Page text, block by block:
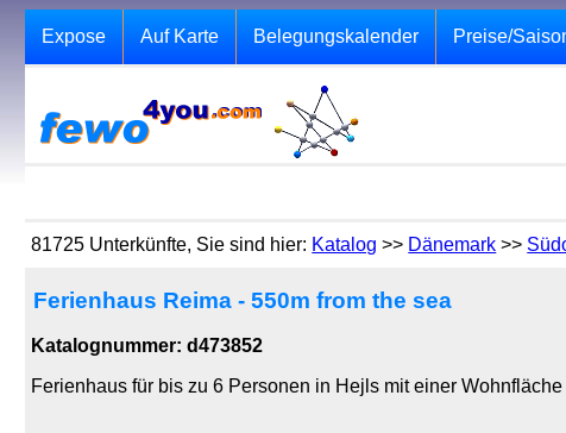
Expose Auf Karte Belegungskalender Preise/
81725 Unterkünfte, Sie sind hier: Katalog >> Dänemark >>
Ferienhaus Reima - 550m from the sea
Katalognummer: d473852
Ferienhaus für bis zu 6 Personen in Hejls mit einer